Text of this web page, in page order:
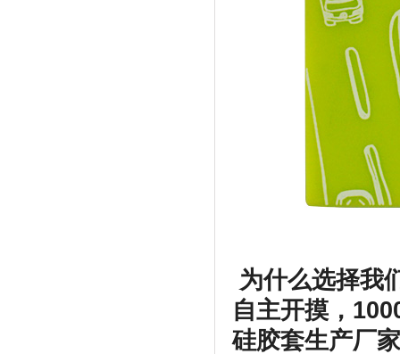
为什么选择我
自主开摸，
硅胶套生产厂